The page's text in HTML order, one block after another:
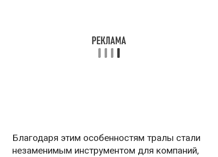
Благодаря этим особенностям тралы стали
незаменимым инструментом для компаний,